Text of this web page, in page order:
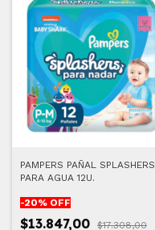
PAMPERS PAÑAL SPLASHERS
PARA AGUA 12U.
-20% OFF
$13.847,00 $17.308,00